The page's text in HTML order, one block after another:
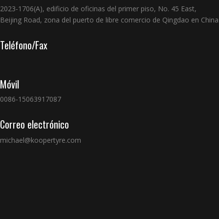
2023-1706(A), edificio de oficinas del primer piso, No. 45 East,
Beijing Road, zona del puerto de libre comercio de Qingdao en China
Teléfono/Fax
Móvil
0086-15063917087
Correo electrónico
michael@koopertyre.com